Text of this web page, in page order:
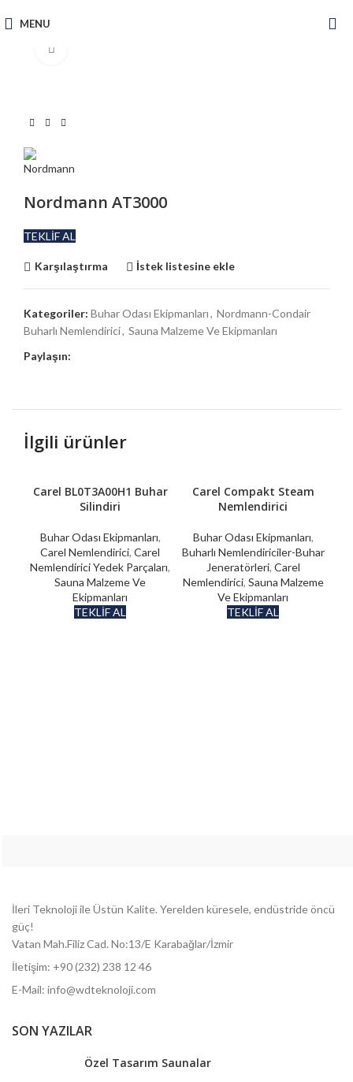
MENU
Nordmann AT3000
TEKLİF AL
Karşılaştırma İstek listesine ekle
Kategoriler: Buhar Odası Ekipmanları, Nordmann-Condair
Buharlı Nemlendirici, Sauna Malzeme Ve Ekipmanları
Paylaşın:
İlgili ürünler
Carel BL0T3A00H1 Buhar
Silindiri
Buhar Odası Ekipmanları,
Carel Nemlendirici, Carel
Nemlendirici Yedek Parçaları,
Sauna Malzeme Ve
Ekipmanları
TEKLİF AL
Carel Compakt Steam
Nemlendirici
Buhar Odası Ekipmanları,
Buharlı Nemlendiriciler-Buhar
Jeneratörleri, Carel
Nemlendirici, Sauna Malzeme
Ve Ekipmanları
TEKLİF AL
İleri Teknoloji ile Üstün Kalite. Yerelden küresele, endüstride öncü
güç!
Vatan Mah.Filiz Cad. No:13/E Karabağlar/İzmir
İletişim: +90 (232) 238 12 46
E-Mail: info@wdteknoloji.com
SON YAZILAR
Özel Tasarım Saunalar